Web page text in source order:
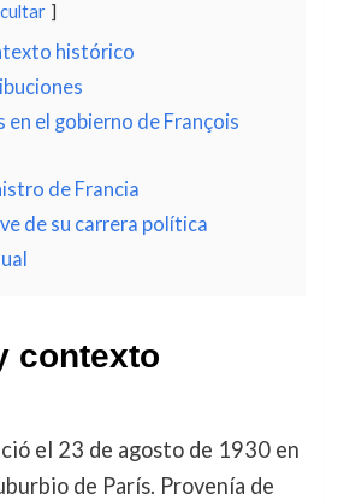
histórico
el gobierno de François
de Francia
de su carrera política
contexto
el 23 de agosto de 1930 en
de París. Provenía de